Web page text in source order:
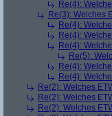
Re(4):
Re(3): Welches
Re(4):
Re(4):
Re(4):
Re(5):
Re(4):
Re(4):
Re(2): Welches
Re(2): Welches
Re(2): Welches